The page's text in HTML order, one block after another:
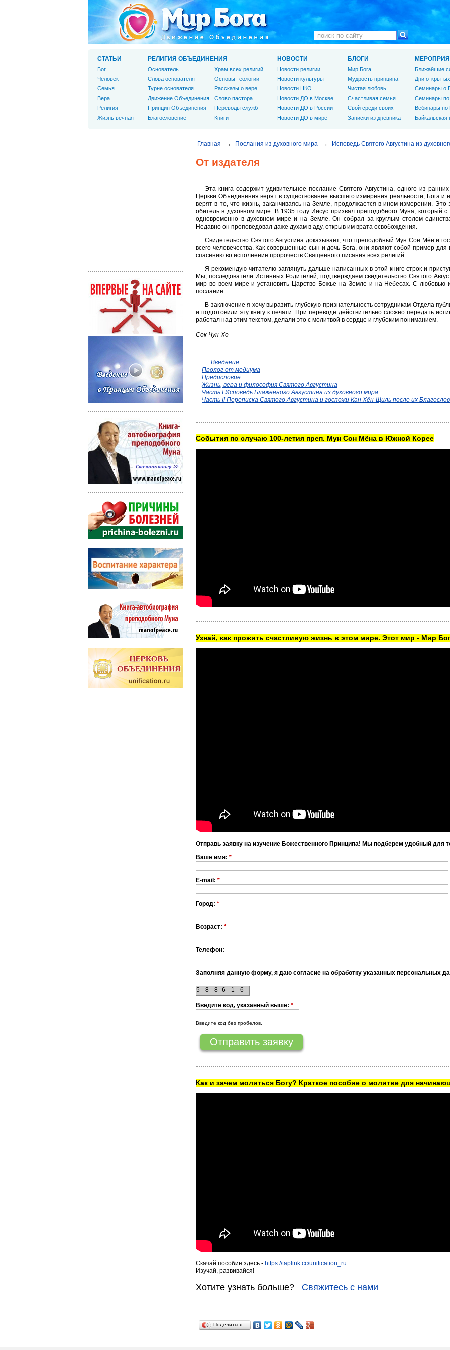
Главная → Послания из духовного мира → Исповедь Святого Августина из
От издателя
Эта книга содержит удивительное послание Святого Августина, одного из
Церкви Объединения верят в существование высшего измерения реальности, Бога
верят в то, что жизнь, заканчиваясь на Земле, продолжается в ином измерении.
обитель в духовном мире. В 1935 году Иисус призвал преподобного Муна, который
одновременно в духовном мире и на Земле. Он собрал за круглым столом
Недавно он проповедовал даже духам в аду, открыв им врата освобождения.
Свидетельство Святого Августина доказывает, что преподобный Мун Сон Мён и
всего человечества. Как совершенные сын и дочь Бога, они являют собой пример для
спасению во исполнение пророчеств Священного писания всех религий.
Я рекомендую читателю заглянуть дальше написанных в этой книге строк и
Мы, последователи Истинных Родителей, подтверждаем свидетельство Святого
мир во всем мире и установить Царство Божье на Земле и на Небесах. С любовью
послание.
В заключение я хочу выразить глубокую признательность сотрудникам Отдела
и подготовили эту книгу к печати. При переводе действительно сложно передать
работал над этим текстом, делали это с молитвой в сердце и глубоким пониманием.
Сок Чун-Хо
Введение
Пролог от медиума
Предисловие
Жизнь, вера и философия Святого Августина
Часть I Исповедь Блаженного Августина из духовного мира
Часть II Переписка Святого Августина и госпожи Кан Хён-Щиль после их
Cобытия по случаю 100-летия преп. Мун Сон Мёна в Южной Корее
Узнай, как прожить счастливую жизнь в этом мире. Этот мир - Мир
Отправь заявку на изучение Божественного Принципа! Мы подберем удобный для
Ваше имя: *
E-mail: *
Город: *
Возраст: *
Телефон:
Заполняя данную форму, я даю согласие на обработку указанных персональных
8
8
5 6
1
6
Введите код, указанный выше: *
Введите код без пробелов.
Как и зачем молиться Богу? Краткое пособие о молитве для
Скачай пособие здесь - https://taplink.cc/unification_ru
Изучай, развивайся!
Хотите узнать больше? Свяжитесь с нами
Поделиться…
СТАТЬИ
Бог
Человек
Cемья
Вера
Религия
Жизнь вечная
РЕЛИГИЯ ОБЪЕДИНЕНИЯ
Основатель
Слова основателя
Турне основателя
Движение Объединения
Принцип Объединения
Благословение
Храм всех религий
Основы теологии
Рассказы о вере
Слово пастора
Переводы служб
Книги
НОВОСТИ
Новости религии
Новости культуры
Новости НКО
Новости ДО в Москве
Новости ДО в России
Новости ДО в мире
БЛОГИ
Мир Бога
Мудрость принципа
Чистая любовь
Счастливая семья
Свой среди своих
Записки из дневника
Ближайшие
Дни
Семинары о
Семинары
Вебинары по
Байкальская